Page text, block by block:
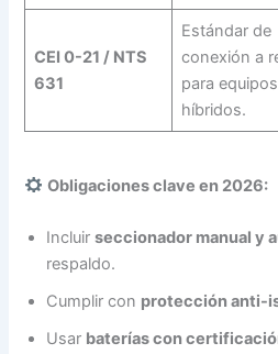
CEI 0-21 / NTS
631
Estándar de
conexión a
para equipos
híbridos.
Obligaciones clave en 2026:
Incluirseccionador manual y
respaldo.
Cumplir con protección anti-
Usar baterías con